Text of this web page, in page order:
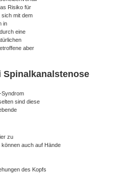
Risiko für
sich mit dem
in
eine
aber
Spinalkanalstenose
Syndrom
sind diese
zu
auch auf Hände
des Kopfs